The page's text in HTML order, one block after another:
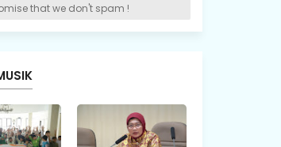
that we don't spam !